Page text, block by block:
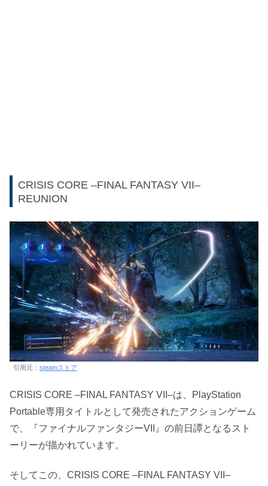
CRISIS CORE –FINAL FANTASY VII–
REUNION
引用元： steamストア
CRISIS CORE –FINAL FANTASY VII–は、PlayStation
Portable専用タイトルとして発売されたアクションゲーム
で、『ファイナルファンタジーVII』の前日譚となるスト
ーリーが描かれています。
そしてこの、CRISIS CORE –FINAL FANTASY VII–